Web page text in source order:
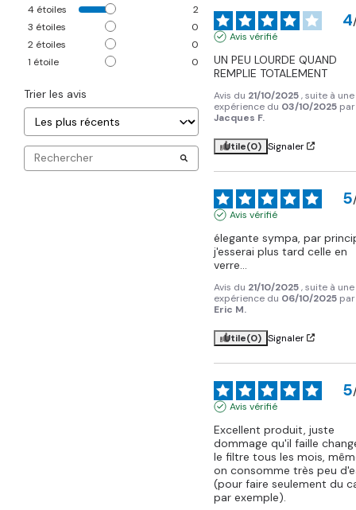
4 étoiles
2
3 étoiles
0
2 étoiles
0
1 étoile 0
Trier les avis
4
Avis vérifié
UN PEU LOURDE QUAND
REMPLIE TOTALEMENT
Avis du 21/10/2025 , suite à une
expérience du 03/10/2025 par
Jacques F.
Utile(0) Signaler
5
Avis vérifié
élegante sympa, par
j'esserai plus tard celle en
verre...
Avis du 21/10/2025 , suite à une
expérience du 06/10/2025 par
Eric M.
Utile(0) Signaler
5
Avis vérifié
Excellent produit, juste
dommage qu'il faille
le filtre tous les mois,
on consomme très peu
(pour faire seulement du
par exemple).